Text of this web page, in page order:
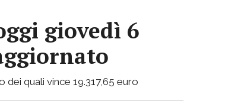
giovedì 6
dei quali vince 19.317,65 euro